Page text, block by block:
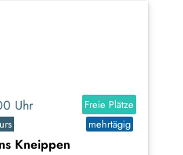
Uhr
Freie Plätze
mehrtägig
Kneippen